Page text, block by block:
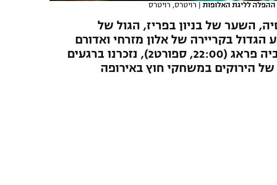
לליגת האלופות | רויטרס, רויטרס
השער של בניון בפריז, הגול של
הגדול בקריירה של אלון מזרחי ואדורם
קייסי. לפני המפגש מול סלביה פראג (22:00, ספורט2), נזכרנו ברגעים
הירוקים במשחקי חוץ באירופה